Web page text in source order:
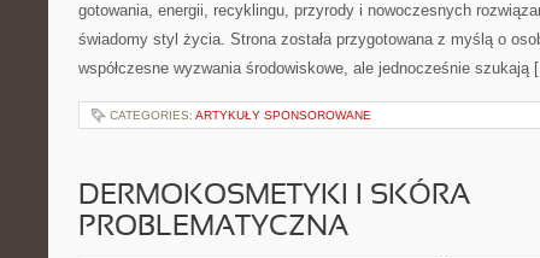
gotowania, energii, recyklingu, przyrody i nowoczesnych
świadomy styl życia. Strona została przygotowana z myślą o
współczesne wyzwania środowiskowe, ale jednocześnie
CATEGORIES: ARTYKUŁY SPONSOROWANE
DERMOKOSMETYKI I SKÓRA
PROBLEMATYCZNA